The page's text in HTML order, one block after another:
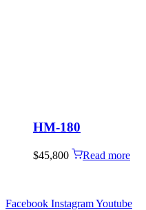
HM-180
$45,800 Read more
Facebook InstagramYoutube